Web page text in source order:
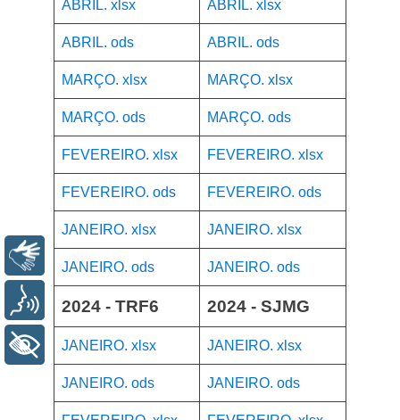
ABRIL. xlsx ABRIL. xlsx
ABRIL. ods ABRIL. ods
MARÇO. xlsx MARÇO. xlsx
MARÇO. ods MARÇO. ods
FEVEREIRO. xlsx FEVEREIRO. xlsx
FEVEREIRO. ods FEVEREIRO. ods
JANEIRO. xlsx JANEIRO. xlsx
JANEIRO. ods JANEIRO. ods
2024 - TRF6 2024 - SJMG
JANEIRO. xlsx JANEIRO. xlsx
JANEIRO. ods JANEIRO. ods
Voz
+ Acessibilidade